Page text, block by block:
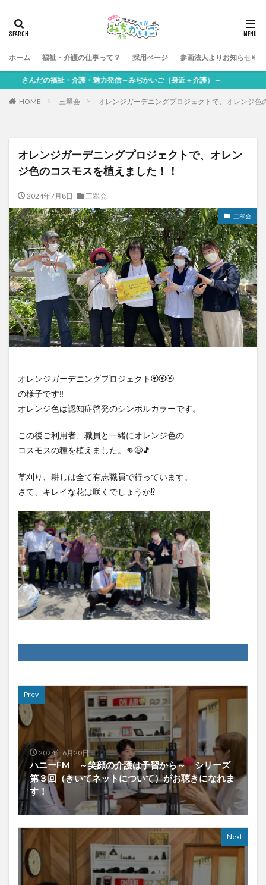
ホーム 福祉・介護の仕事って？ 採用ページ 参画法人よりお知らせ
さんだの福祉・介護・魅力発信～みぢかいご（身近＋介護）～
HOME 三翠会 オレンジガーデニングプロジェクトで、オレンジ色
オレンジガーデニングプロジェクトで、オレン
ジ色のコスモスを植えました！！
2024年7月8日 三翠会
三翠会
オレンジガーデニングプロジェクト🏵️🏵️🏵️
の様子です‼️
オレンジ色は認知症啓発のシンボルカラーです。
この後ご利用者、職員と一緒にオレンジ色の
コスモスの種を植えました。👊😆🎵
草刈り、耕しは全て有志職員で行っています。
さて、キレイな花は咲くでしょうか⁉️
Prev
2024年6月20日
ハニーFM ～笑顔の介護は予習から～ シリーズ
第３回（きいてネットについて）がお聴きになれま
す！
Next